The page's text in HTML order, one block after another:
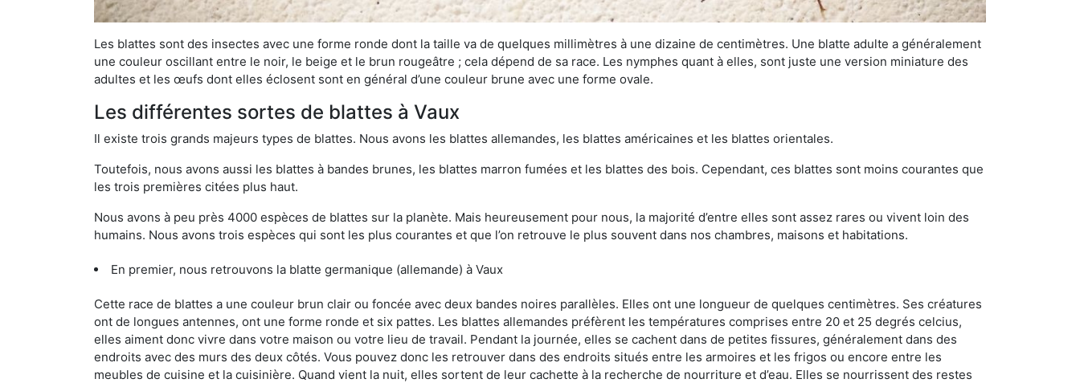
Les blattes sont des insectes avec une forme ronde dont la taille va de quelques millimètres à une dizaine de centimètres. Une blatte adulte a généralement
une couleur oscillant entre le noir, le beige et le brun rougeâtre ; cela dépend de sa race. Les nymphes quant à elles, sont juste une version miniature des
adultes et les œufs dont elles éclosent sont en général d’une couleur brune avec une forme ovale.
Les différentes sortes de blattes à Vaux
Il existe trois grands majeurs types de blattes. Nous avons les blattes allemandes, les blattes américaines et les blattes orientales.
Toutefois, nous avons aussi les blattes à bandes brunes, les blattes marron fumées et les blattes des bois. Cependant, ces blattes sont moins courantes que
les trois premières citées plus haut.
Nous avons à peu près 4000 espèces de blattes sur la planète. Mais heureusement pour nous, la majorité d’entre elles sont assez rares ou vivent loin des
humains. Nous avons trois espèces qui sont les plus courantes et que l’on retrouve le plus souvent dans nos chambres, maisons et habitations.
En premier, nous retrouvons la blatte germanique (allemande) à Vaux
Cette race de blattes a une couleur brun clair ou foncée avec deux bandes noires parallèles. Elles ont une longueur de quelques centimètres. Ses créatures
ont de longues antennes, ont une forme ronde et six pattes. Les blattes allemandes préfèrent les températures comprises entre 20 et 25 degrés celcius,
elles aiment donc vivre dans votre maison ou votre lieu de travail. Pendant la journée, elles se cachent dans de petites fissures, généralement dans des
endroits avec des murs des deux côtés. Vous pouvez donc les retrouver dans des endroits situés entre les armoires et les frigos ou encore entre les
meubles de cuisine et la cuisinière. Quand vient la nuit, elles sortent de leur cachette à la recherche de nourriture et d’eau. Elles se nourrissent des restes